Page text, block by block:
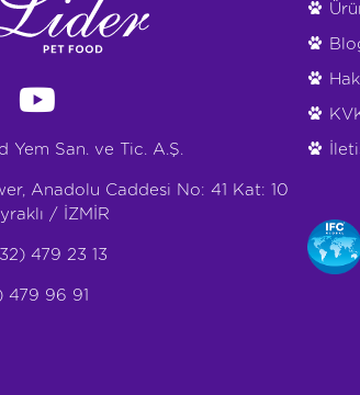
Yem San. ve Tic. A.Ş.
Anadolu Caddesi No: 41 Kat: 10
/ İZMİR
479 23 13
479 96 91